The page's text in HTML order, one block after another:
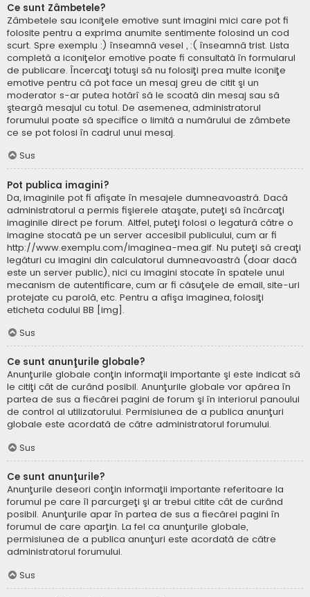
Ce sunt Zâmbetele?
Zâmbetele sau iconiţele emotive sunt imagini mici care pot fi
folosite pentru a exprima anumite sentimente folosind un cod
scurt. Spre exemplu :) înseamnă vesel , :( înseamnă trist. Lista
completă a iconiţelor emotive poate fi consultată în formularul
de publicare. Încercaţi totuşi să nu folosiţi prea multe iconiţe
emotive pentru că pot face un mesaj greu de citit şi un
moderator s-ar putea hotărî să le scoată din mesaj sau să
şteargă mesajul cu totul. De asemenea, administratorul
forumului poate să specifice o limită a numărului de zâmbete
ce se pot folosi în cadrul unui mesaj.
Sus
Pot publica imagini?
Da, imaginile pot fi afişate în mesajele dumneavoastră. Dacă
administratorul a permis fişierele ataşate, puteţi să încărcaţi
imaginile direct pe forum. Altfel, puteţi folosi o legatură către o
imagine stocată pe un server accesibil publicului, cum ar fi
http://www.exemplu.com/imaginea-mea.gif. Nu puteţi să creaţi
legături cu imagini din calculatorul dumneavoastră (doar dacă
este un server public), nici cu imagini stocate în spatele unui
mecanism de autentificare, cum ar fi căsuţele de email, site-uri
protejate cu parolă, etc. Pentru a afişa imaginea, folosiţi
eticheta codului BB [img].
Sus
Ce sunt anunţurile globale?
Anunţurile globale conţin informaţii importante şi este indicat să
le citiţi cât de curând posibil. Anunţurile globale vor apărea în
partea de sus a fiecărei pagini de forum şi în interiorul panoului
de control al utilizatorului. Permisiunea de a publica anunţuri
globale este acordată de către administratorul forumului.
Sus
Ce sunt anunţurile?
Anunţurile deseori conţin informaţii importante referitoare la
forumul pe care îl parcurgeţi şi ar trebui citite cât de curând
posibil. Anunţurile apar în partea de sus a fiecărei pagini în
forumul de care aparţin. La fel ca anunţurile globale,
permisiunea de a publica anunţuri este acordată de către
administratorul forumului.
Sus